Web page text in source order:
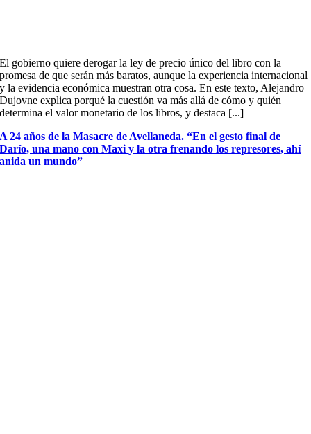
El gobierno quiere derogar la ley de precio único del libro con la
promesa de que serán más baratos, aunque la experiencia internacional
y la evidencia económica muestran otra cosa. En este texto, Alejandro
Dujovne explica porqué la cuestión va más allá de cómo y quién
determina el valor monetario de los libros, y destaca [...]
A 24 años de la Masacre de Avellaneda. “En el gesto final de
Darío, una mano con Maxi y la otra frenando los represores, ahí
anida un mundo”